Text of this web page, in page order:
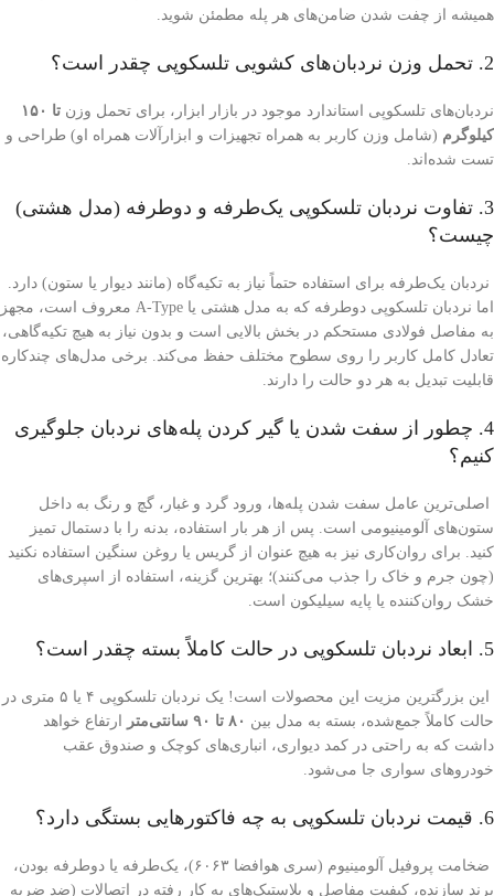
همیشه از چفت شدن ضامن‌های هر پله مطمئن شوید.
2. تحمل وزن نردبان‌های کشویی تلسکوپی چقدر است؟
نردبان‌های تلسکوپی استاندارد موجود در بازار ابزار، برای تحمل وزن
تا ۱۵۰
کیلوگرم (شامل وزن کاربر به همراه تجهیزات و ابزارآلات همراه او) طراحی و
تست شده‌اند.
3. تفاوت نردبان تلسکوپی یک‌طرفه و دوطرفه (مدل هشتی)
چیست؟
نردبان یک‌طرفه برای استفاده حتماً نیاز به تکیه‌گاه (مانند دیوار یا ستون) دارد.
اما نردبان تلسکوپی دوطرفه که به مدل هشتی یا A-Type معروف است، مجهز
به مفاصل فولادی مستحکم در بخش بالایی است و بدون نیاز به هیچ تکیه‌گاهی،
تعادل کامل کاربر را روی سطوح مختلف حفظ می‌کند. برخی مدل‌های چندکاره
قابلیت تبدیل به هر دو حالت را دارند.
4. چطور از سفت شدن یا گیر کردن پله‌های نردبان جلوگیری
کنیم؟
اصلی‌ترین عامل سفت شدن پله‌ها، ورود گرد و غبار، گچ و رنگ به داخل
ستون‌های آلومینیومی است. پس از هر بار استفاده، بدنه را با دستمال تمیز
کنید. برای روان‌کاری نیز به هیچ عنوان از گریس یا روغن سنگین استفاده نکنید
(چون جرم و خاک را جذب می‌کنند)؛ بهترین گزینه، استفاده از اسپری‌های
خشک روان‌کننده یا پایه سیلیکون است.
5. ابعاد نردبان تلسکوپی در حالت کاملاً بسته چقدر است؟
این بزرگترین مزیت این محصولات است! یک نردبان تلسکوپی ۴ یا ۵ متری در
حالت کاملاً جمع‌شده، بسته به مدل بین ۸۰ تا ۹۰ سانتی‌متر
ارتفاع خواهد
داشت که به راحتی در کمد دیواری، انباری‌های کوچک و صندوق عقب
خودروهای سواری جا می‌شود.
6. قیمت نردبان تلسکوپی به چه فاکتورهایی بستگی دارد؟
ضخامت پروفیل آلومینیوم (سری هوافضا ۶۰۶۳)، یک‌طرفه یا دوطرفه بودن،
برند سازنده، کیفیت مفاصل و پلاستیک‌های به کار رفته در اتصالات (ضد ضربه